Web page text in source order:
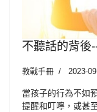
不聽話的背後
教戰手冊 2023-
當孩子的行為不如
提醒和叮嚀，或甚